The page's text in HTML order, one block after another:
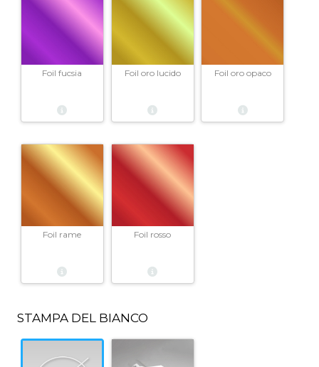
Foil fucsia Foil oro lucido Foil oro opaco
Foil rame Foil rosso
STAMPA DEL BIANCO